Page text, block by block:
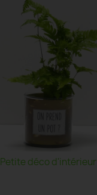
Petite déco d'intérieur